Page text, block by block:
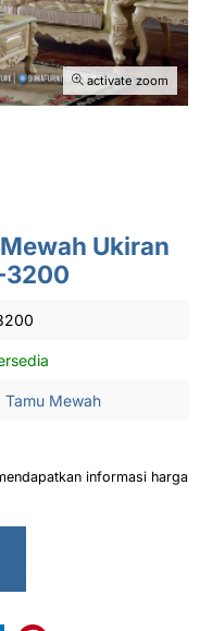
activate zoom
Ukiran
3200
Tamu Mewah
informasi harga